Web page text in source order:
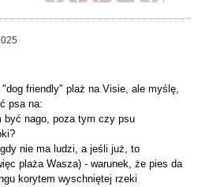
friendly" plaż na Visie, ale myślę,
psa na:
nago, poza tym czy psu
nie ma ludzi, a jeśli już, to
plaża Wasza) - warunek, że pies da
korytem wyschniętej rzeki